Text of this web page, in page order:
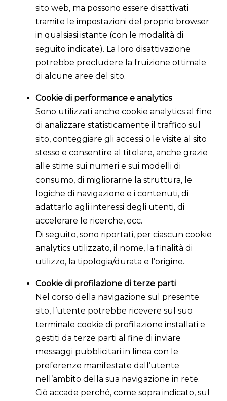
sito web, ma possono essere disattivati
tramite le impostazioni del proprio browser
in qualsiasi istante (con le modalità di
seguito indicate). La loro disattivazione
potrebbe precludere la fruizione ottimale
di alcune aree del sito.
Cookie di performance e analytics
Sono utilizzati anche cookie analytics al fine
di analizzare statisticamente il traffico sul
sito, conteggiare gli accessi o le visite al sito
stesso e consentire al titolare, anche grazie
alle stime sui numeri e sui modelli di
consumo, di migliorarne la struttura, le
logiche di navigazione e i contenuti, di
adattarlo agli interessi degli utenti, di
accelerare le ricerche, ecc.
Di seguito, sono riportati, per ciascun cookie
analytics utilizzato, il nome, la finalità di
utilizzo, la tipologia/durata e l’origine.
Cookie di profilazione di terze parti
Nel corso della navigazione sul presente
sito, l’utente potrebbe ricevere sul suo
terminale cookie di profilazione installati e
gestiti da terze parti al fine di inviare
messaggi pubblicitari in linea con le
preferenze manifestate dall’utente
nell’ambito della sua navigazione in rete.
Ciò accade perché, come sopra indicato, sul